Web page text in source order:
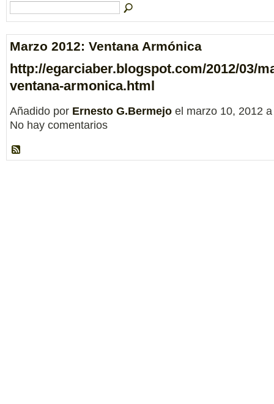
Marzo 2012: Ventana Armónica
http://egarciaber.blogspot.com/2012/03/
ventana-armonica.html
Añadido por Ernesto G.Bermejo el marzo 10, 2012
No hay comentarios